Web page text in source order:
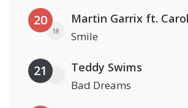
20
18
Martin Garrix ft.
Smile
21 Teddy Swims
Bad Dreams